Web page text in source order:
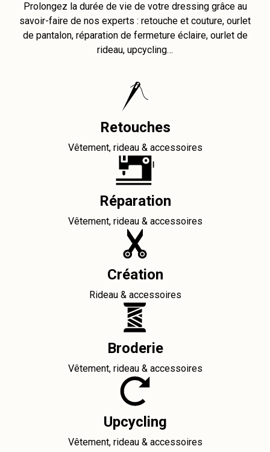
Prolongez la durée de vie de votre dressing grâce au
savoir-faire de nos experts : retouche et couture, ourlet
de pantalon, réparation de fermeture éclaire, ourlet de
rideau, upcycling…
Retouches
Vêtement, rideau & accessoires
Réparation
Vêtement, rideau & accessoires
Création
Rideau & accessoires
Broderie
Vêtement, rideau & accessoires
Upcycling
Vêtement, rideau & accessoires